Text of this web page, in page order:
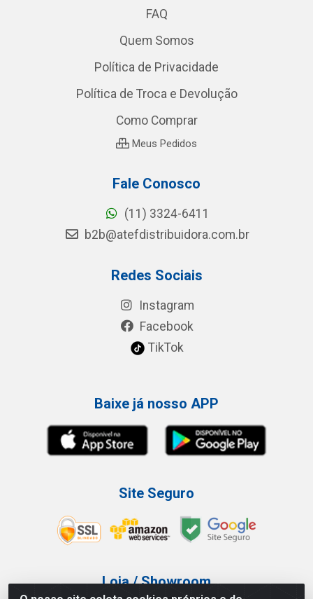
FAQ
Quem Somos
Política de Privacidade
Política de Troca e Devolução
Como Comprar
Meus Pedidos
Fale Conosco
(11) 3324-6411
b2b@atefdistribuidora.com.br
Redes Sociais
Instagram
Facebook
TikTok
Baixe já nosso APP
Site Seguro
Loja / Showroom